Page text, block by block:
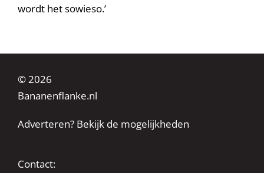
wordt het sowieso.’
© 2026
Bananenflanke.nl
Adverteren? Bekijk de mogelijkheden
Contact: